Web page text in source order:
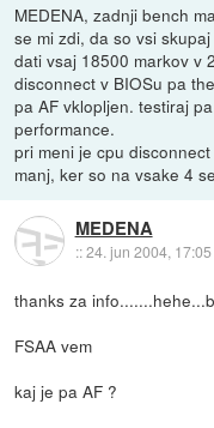
MEDENA, zadnji bench
se mi zdi, da so vsi
dati vsaj 18500 markov v
disconnect v BIOSu pa
pa AF vklopljen. testiraj
performance.
pri meni je cpu
manj, ker so na vsake 4
MEDENA
::24. jun 2004, 17:05
thanks za
FSAA vem
kaj je pa AF ?